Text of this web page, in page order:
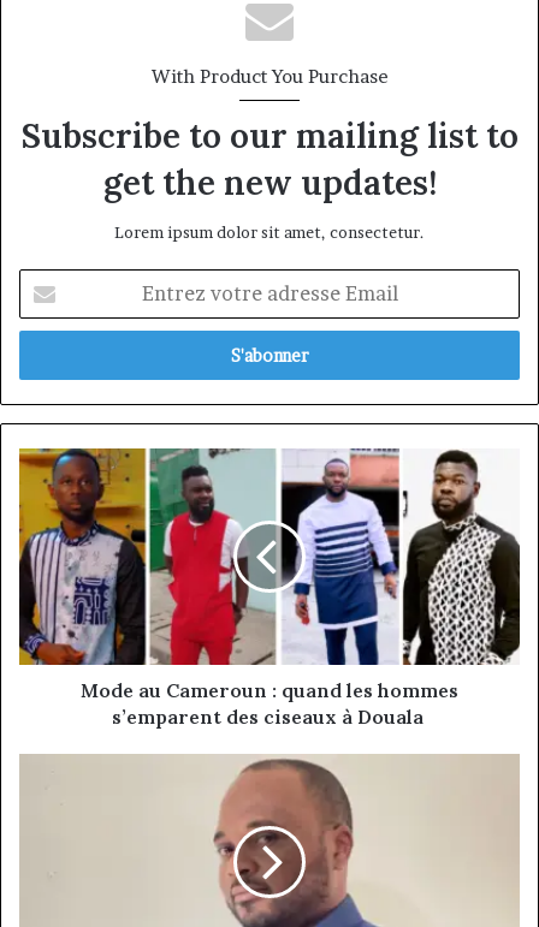
With Product You Purchase
Subscribe to our mailing list to
get the new updates!
Lorem ipsum dolor sit amet, consectetur.
votre
adresse
Mode
Cameroun :
quand
les
hommes
s’emparent
des
ciseaux
Mode au Cameroun : quand les hommes
s’emparent des ciseaux à Douala